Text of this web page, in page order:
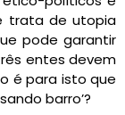
trata de utopia
pode garantir
entes devem
é para isto que
barro’?